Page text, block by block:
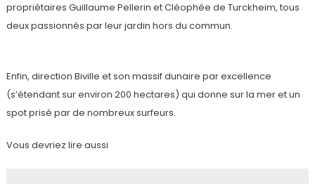
propriétaires Guillaume Pellerin et Cléophée de Turckheim, tous
deux passionnés par leur jardin hors du commun.
Enfin, direction Biville et son massif dunaire par excellence
(s’étendant sur environ 200 hectares) qui donne sur la mer et un
spot prisé par de nombreux surfeurs.
Vous devriez lire aussi